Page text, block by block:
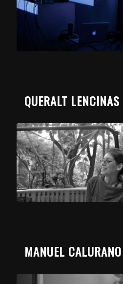
QUERALT LENCINAS
MANUEL CALURANO